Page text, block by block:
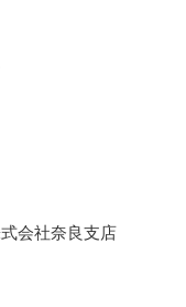
会社奈良支店